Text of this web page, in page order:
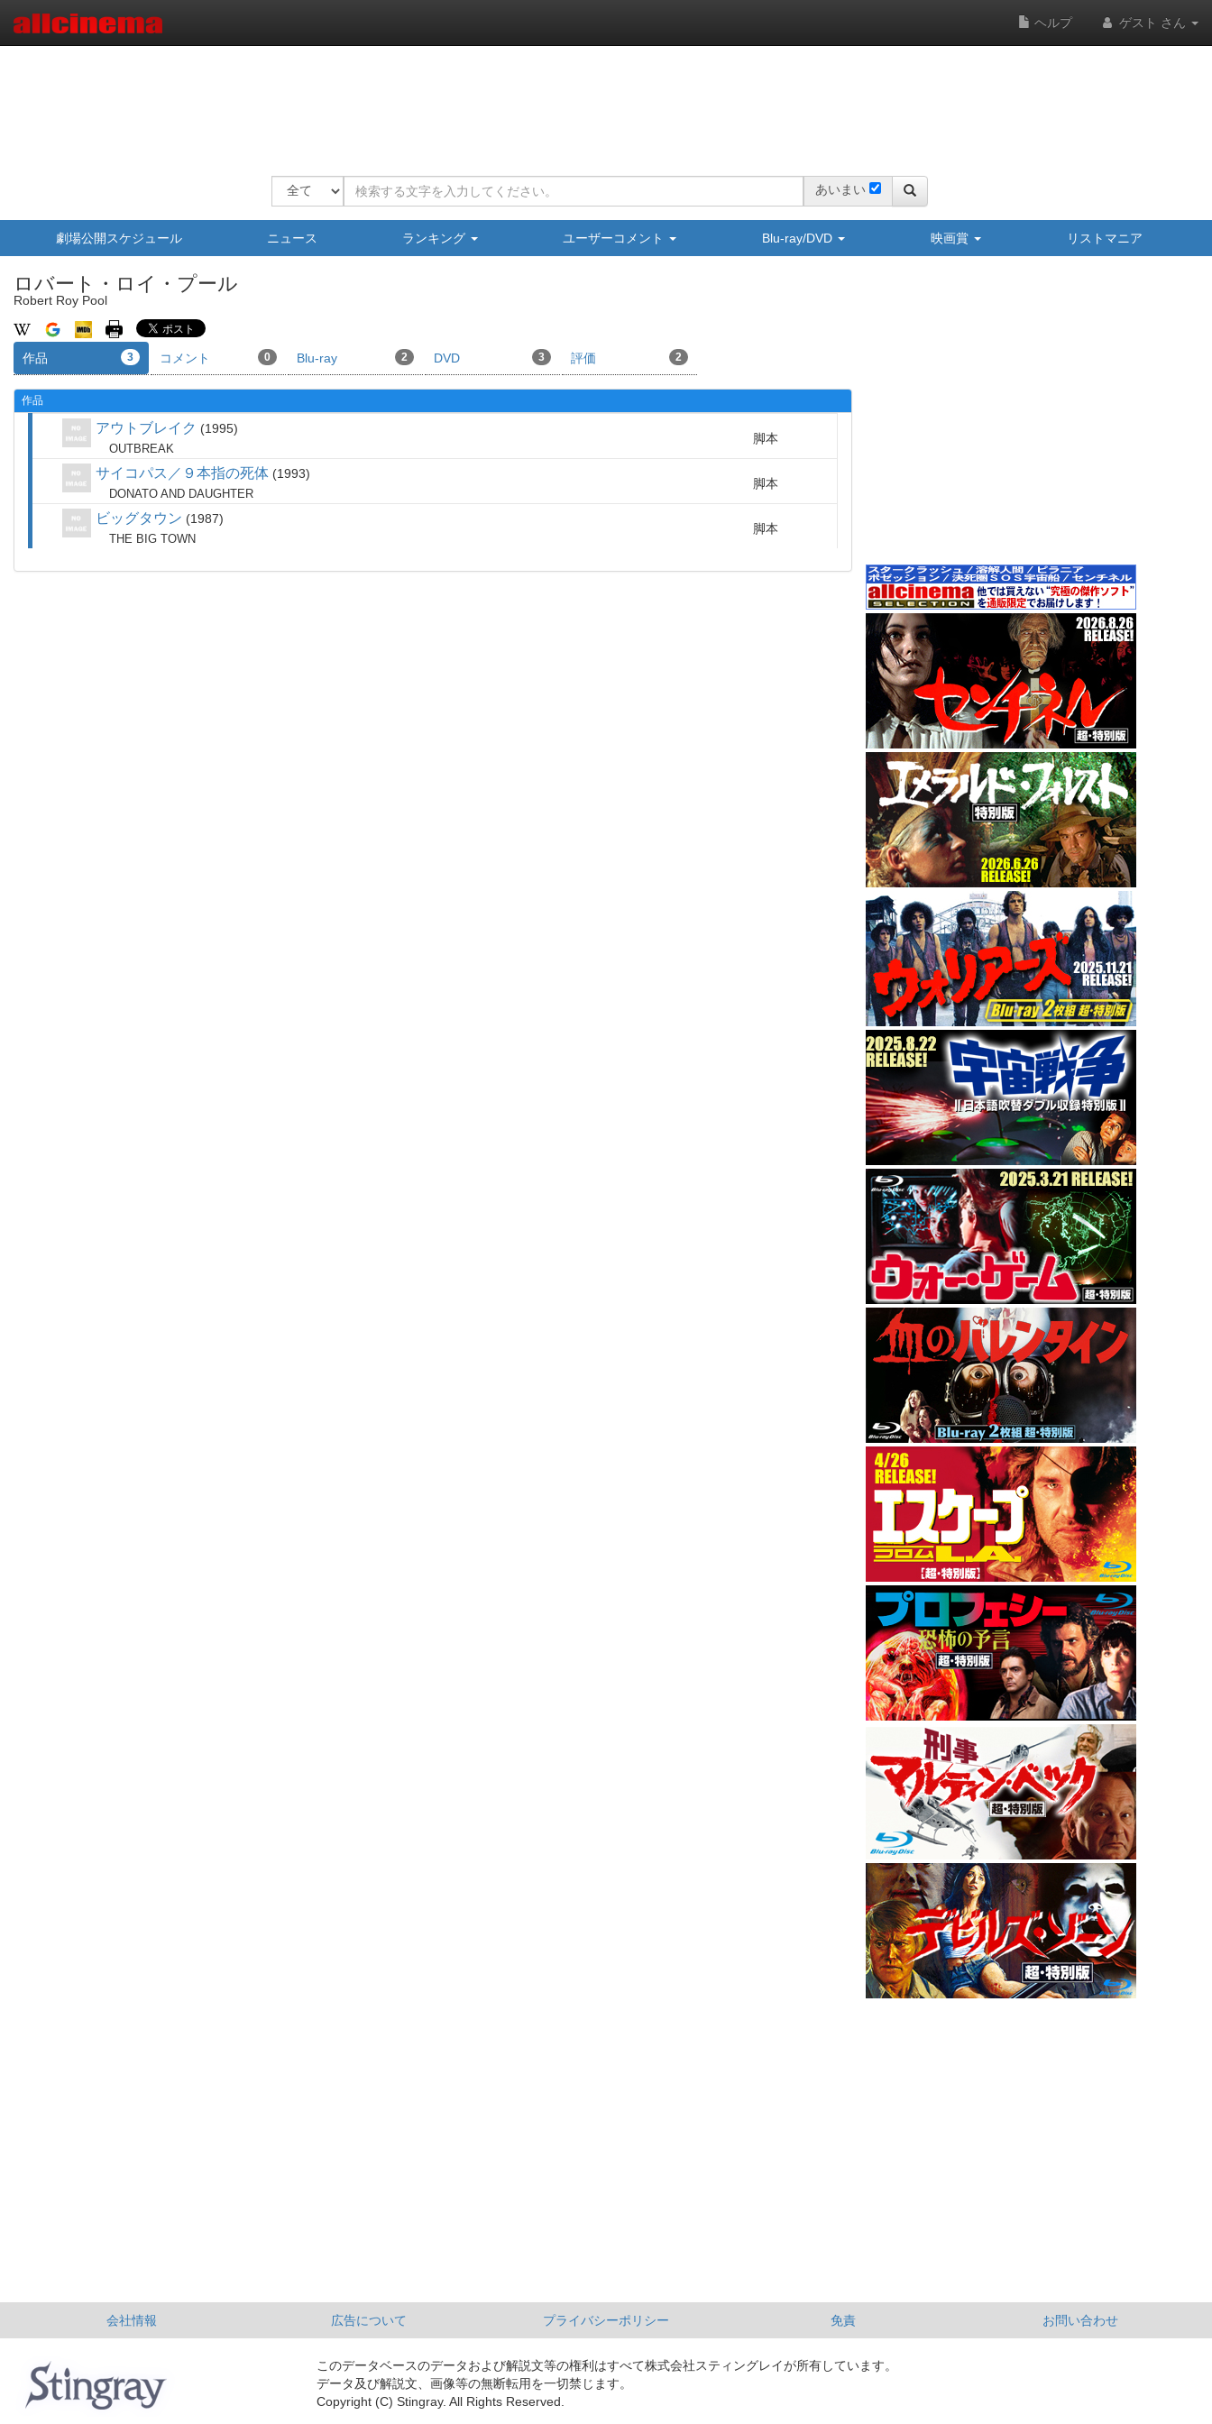
ヘルプ ゲスト さん
あいまい
劇場公開スケジュール ニュース ランキング ユーザーコメント Blu-ray/DVD 映画賞 リストマニア
ロバート・ロイ・プール
Robert Roy Pool
作品 3 コメント 0 Blu-ray 2 DVD 3 評価 2
作品
アウトブレイク 1995
OUTBREAK
脚本
サイコパス／９本指の死体 1993
DONATO AND DAUGHTER
脚本
ビッグタウン 1987
THE BIG TOWN
脚本
会社情報 広告について プライバシーポリシー 免責 お問い合わせ
このデータベースのデータおよび解説文等の権利はすべて株式会社スティングレイが所有しています。
データ及び解説文、画像等の無断転用を一切禁じます。
Copyright (C) Stingray. All Rights Reserved.